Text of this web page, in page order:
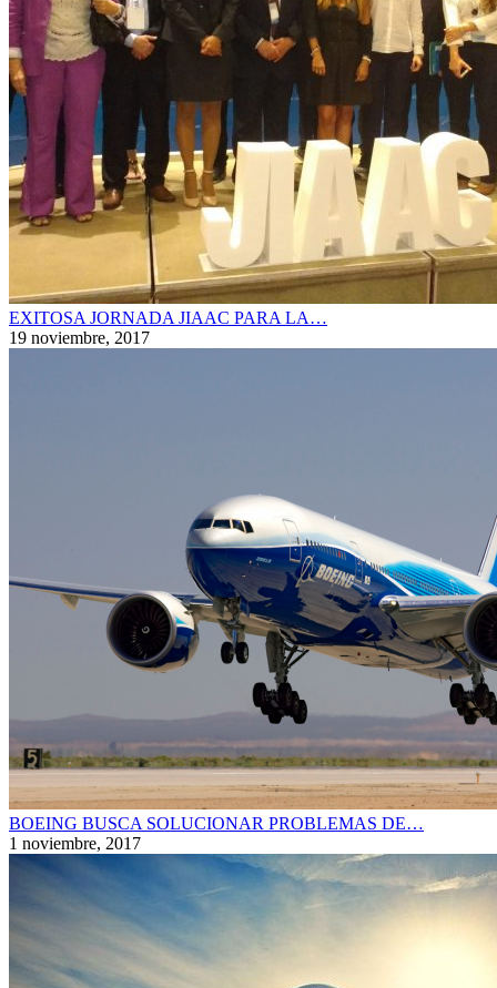
EXITOSA JORNADA JIAAC PARA LA…
19 noviembre, 2017
BOEING BUSCA SOLUCIONAR PROBLEMAS DE…
1 noviembre, 2017